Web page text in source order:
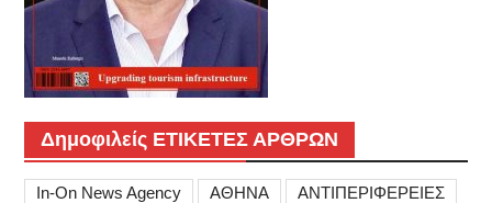
Δημοφιλείς ΕΤΙΚΕΤΕΣ ΑΡΘΡΩΝ
In-On News Agency ΑΘΗΝΑ
ΑΝΤΙΠΕΡΙΦΕΡΕΙΕΣ